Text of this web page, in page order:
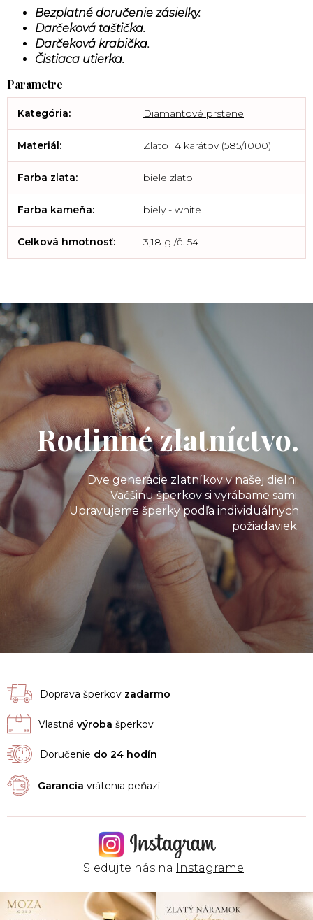
Bezplatné doručenie zásielky.
Darčeková taštička.
Darčeková krabička.
Čistiaca utierka.
Kategória: Diamantové prstene
Materiál: Zlato 14 karátov (585/1000)
Farba zlata: biele zlato
Farba kameňa: biely - white
Celková hmotnosť: 3,18 g /č. 54
Rodinné zlatníctvo.
Dve generácie zlatníkov v našej dielni.
Väčšinu šperkov si vyrábame sami.
Upravujeme šperky podľa individuálnych
požiadaviek.
Doprava šperkov zadarmo
Vlastná výroba šperkov
Doručenie do 24 hodín
Garancia vrátenia peňazí
Sledujte nás na Instagrame